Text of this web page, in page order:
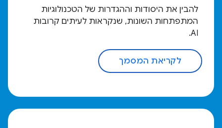
להבין את היסודות וההגדרות של הטכנולוגיות
המתפתחות השונות, שנקראות לעיתים קרובות
AI.
לקריאת המסמך